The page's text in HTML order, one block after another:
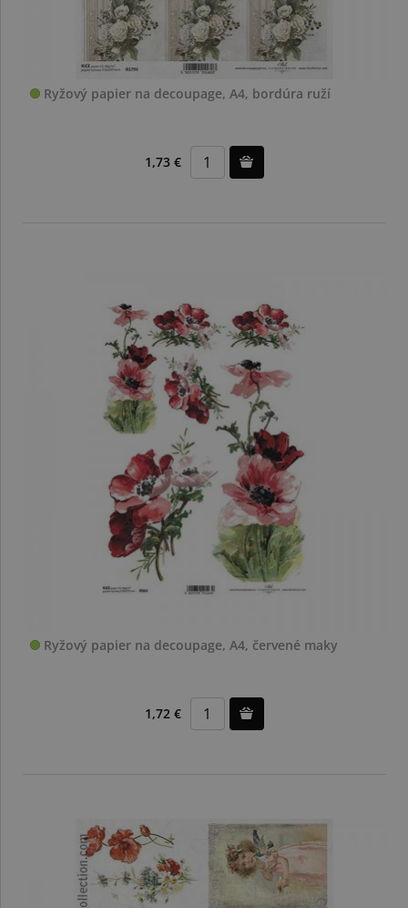
Ryžový papier na decoupage, A4, bordúra ruží
1,73 €
Ryžový papier na decoupage, A4, červené maky
1,72 €